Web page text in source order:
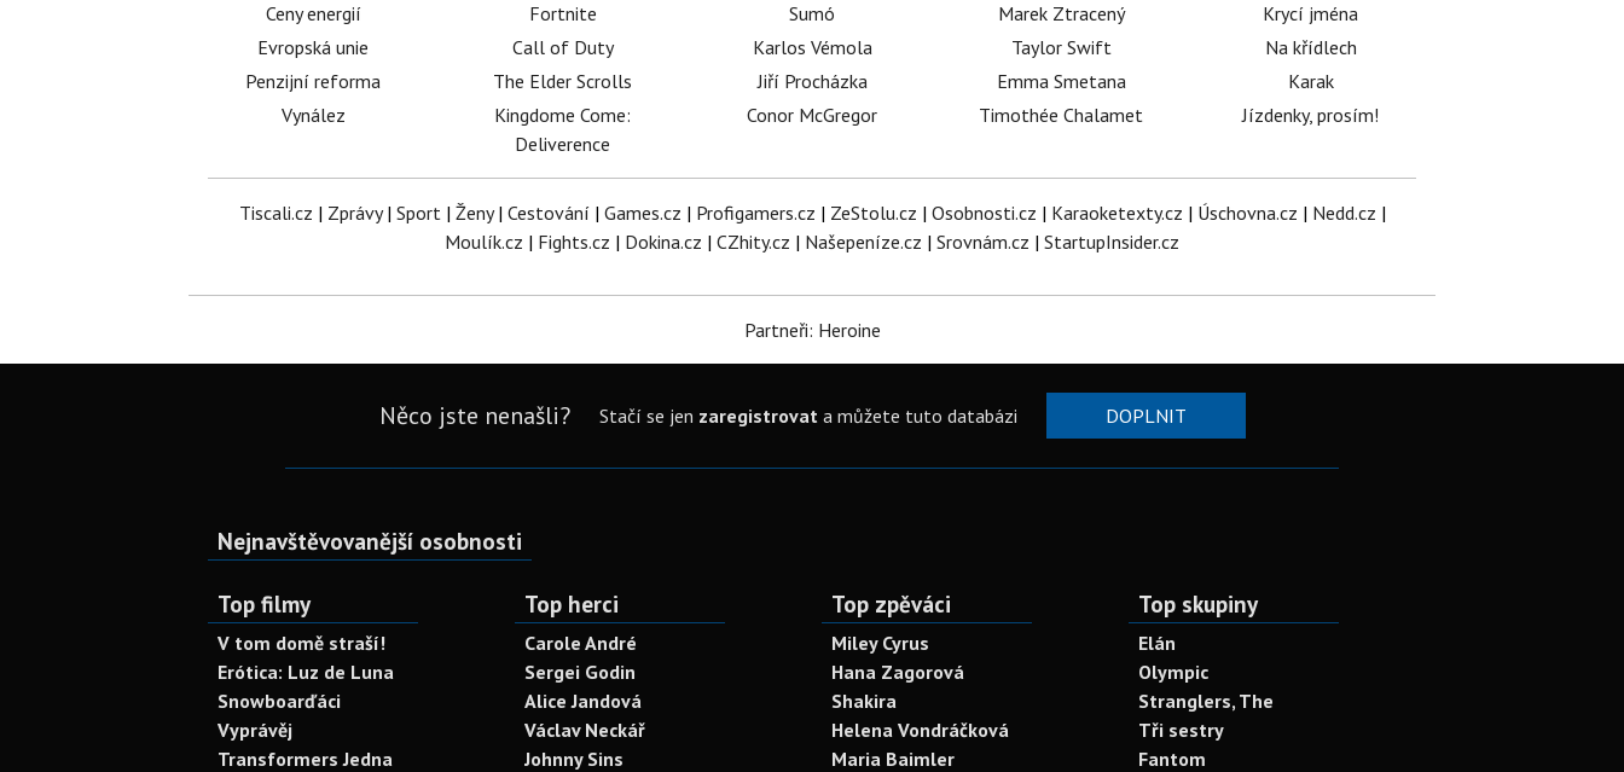
Ceny energií
Evropská unie
Penzijní reforma
Vynález
Fortnite
Call of Duty
The Elder Scrolls
Kingdome Come:
Deliverence
Sumó
Karlos Vémola
Jiří Procházka
Conor McGregor
Marek Ztracený
Taylor Swift
Emma Smetana
Timothée Chalamet
Krycí jména
Na křídlech
Karak
Jízdenky, prosím!
Tiscali.cz | Zprávy| Sport| Ženy| Cestování | Games.cz | Profigamers.cz | ZeStolu.cz | Osobnosti.cz | Karaoketexty.cz | Úschovna.cz | Nedd.cz |
Moulík.cz | Fights.cz | Dokina.cz | CZhity.cz | Našepeníze.cz | Srovnám.cz | StartupInsider.cz
Partneři: Heroine
Něco jste nenašli? Stačí se jen zaregistrovata můžete tuto databázi DOPLNIT
Nejnavštěvovanější osobnosti
Top filmy
V tom domě straší!
Erótica: Luz de Luna
Snowboarďáci
Vyprávěj
Transformers Jedna
Top herci
Carole André
Sergei Godin
Alice Jandová
Václav Neckář
Johnny Sins
Top zpěváci
Miley Cyrus
Hana Zagorová
Shakira
Helena Vondráčková
Maria Baimler
Top skupiny
Elán
Olympic
Stranglers, The
Tři sestry
Fantom